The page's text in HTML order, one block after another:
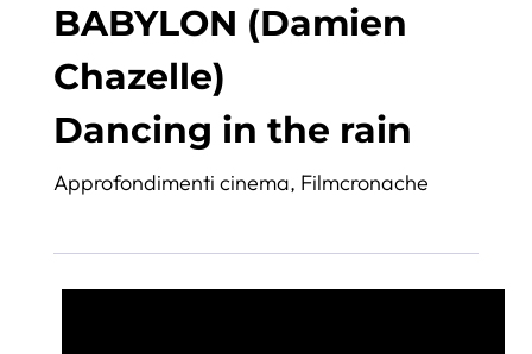
BABYLON (Damien
Chazelle)
Dancing in the rain
Approfondimenti cinema, Filmcronache